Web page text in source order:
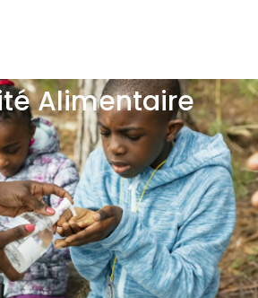
Alimentaire